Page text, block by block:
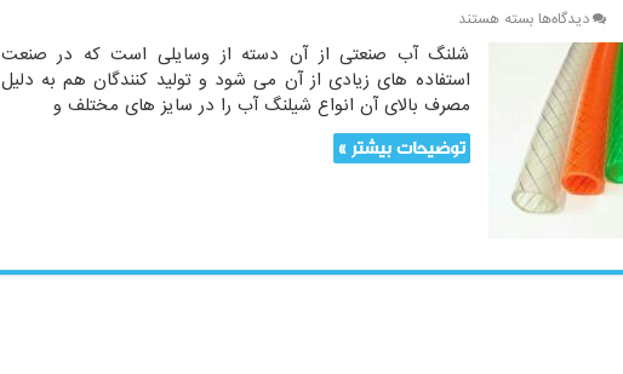
دیدگاه‌هابرای
|
تهیه
محصولات
آبیاری
کیفیت
بسته هستند
شلنگ آب صنعتی از آن دسته از وسایلی است که در صنعت
استفاده های زیادی از آن می شود و تولید کنندگان هم به دلیل
مصرف بالای آن انواع شیلنگ آب را در سایز های مختلف و
توضیحات بیشتر »